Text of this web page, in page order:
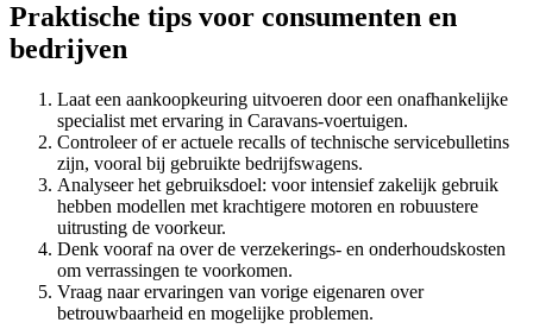
Praktische tips voor consumenten en
bedrijven
Laat een aankoopkeuring uitvoeren door een onafhankelijke
specialist met ervaring in Caravans-voertuigen.
Controleer of er actuele recalls of technische servicebulletins
zijn, vooral bij gebruikte bedrijfswagens.
Analyseer het gebruiksdoel: voor intensief zakelijk gebruik
hebben modellen met krachtigere motoren en robuustere
uitrusting de voorkeur.
Denk vooraf na over de verzekerings- en onderhoudskosten
om verrassingen te voorkomen.
Vraag naar ervaringen van vorige eigenaren over
betrouwbaarheid en mogelijke problemen.